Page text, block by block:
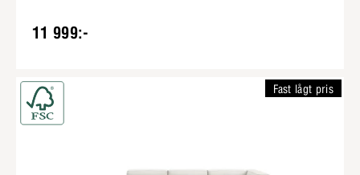
11 999:-
Fast lågt pris